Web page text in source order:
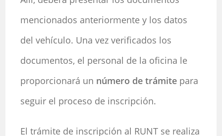
mencionados anteriormente y los datos
del vehículo. Una vez verificados los
documentos, el personal de la oficina le
proporcionará un número de trámite para
seguir el proceso de inscripción.
El trámite de inscripción al RUNT se realiza